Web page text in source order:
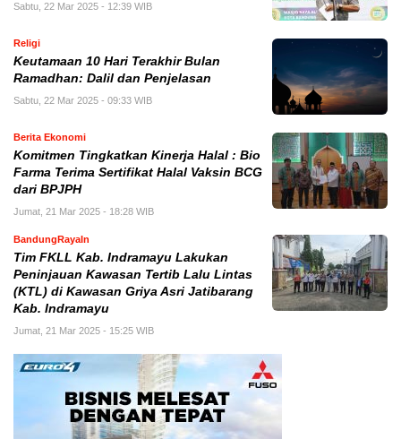
Sabtu, 22 Mar 2025 - 12:39 WIB
Religi
Keutamaan 10 Hari Terakhir Bulan
Ramadhan: Dalil dan Penjelasan
Sabtu, 22 Mar 2025 - 09:33 WIB
Berita Ekonomi
Komitmen Tingkatkan Kinerja Halal : Bio
Farma Terima Sertifikat Halal Vaksin BCG
dari BPJPH
Jumat, 21 Mar 2025 - 18:28 WIB
BandungRayaIn
Tim FKLL Kab. Indramayu Lakukan
Peninjauan Kawasan Tertib Lalu Lintas
(KTL) di Kawasan Griya Asri Jatibarang
Kab. Indramayu
Jumat, 21 Mar 2025 - 15:25 WIB